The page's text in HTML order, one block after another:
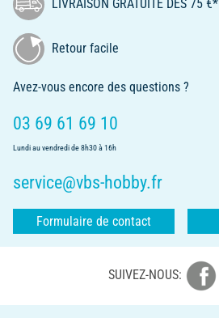
LIVRAISON GRATUITE DÈS 75 €*
Retour facile
Avez-vous encore des questions ?
03 69 61 69 10
Lundi au vendredi de 8h30 à 16h
service@vbs-hobby.fr
Formulaire de contact
SUIVEZ-NOUS: